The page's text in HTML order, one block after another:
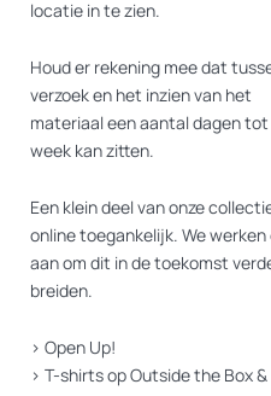
locatie in te zien.
Houd er rekening mee dat
verzoek en het inzien van het
materiaal een aantal dagen
week kan zitten.
Een klein deel van onze
online toegankelijk. We werken
aan om dit in de toekomst
breiden.
> Open Up!
> T-shirts op Outside the Box&